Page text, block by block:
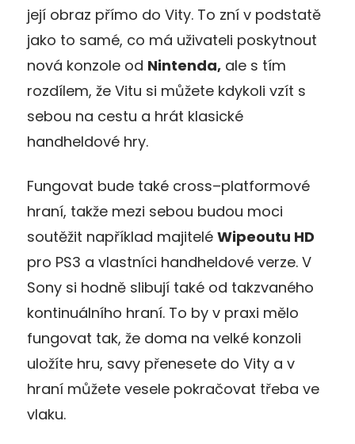
její obraz přímo do Vity. To zní v podstatě
jako to samé, co má uživateli poskytnout
nová konzole od Nintenda, ale s tím
rozdílem, že Vitu si můžete kdykoli vzít s
sebou na cestu a hrát klasické
handheldové hry.
Fungovat bude také cross–platformové
hraní, takže mezi sebou budou moci
soutěžit například majitelé Wipeoutu HD
pro PS3 a vlastníci handheldové verze. V
Sony si hodně slibují také od takzvaného
kontinuálního hraní. To by v praxi mělo
fungovat tak, že doma na velké konzoli
uložíte hru, savy přenesete do Vity a v
hraní můžete vesele pokračovat třeba ve
vlaku.